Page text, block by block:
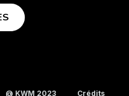
@ KWM 2023 Crédits